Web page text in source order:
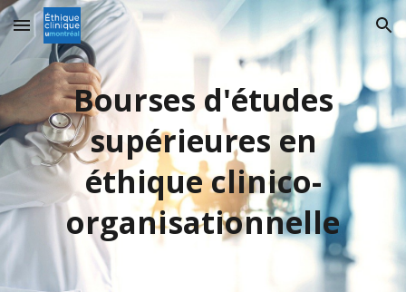
Skip to main content Skip to navigation
Bourses d'études
supérieures en
éthique clinico-
organisationnelle